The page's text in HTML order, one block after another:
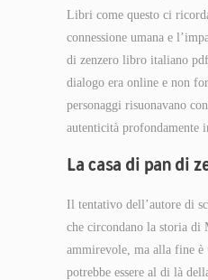
Libri come questo ci
connessione umana e
di zenzero libro italiano
dialogo era online e non
personaggi risuonavano
autenticità profondamente
La casa di pan di
Il tentativo dell’autore di
che circondano la storia di
ammirevole, ma alla fine è
potrebbe essere al di là